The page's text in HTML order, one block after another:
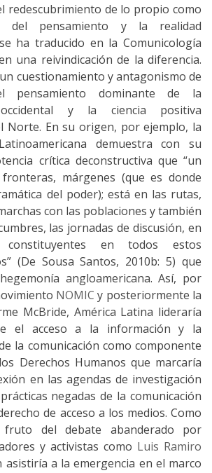
redescubrimiento de lo propio como
del pensamiento y la realidad
ha traducido en la Comunicología
una reivindicación de la diferencia.
cuestionamiento y antagonismo de
dominante de la
occidental y la ciencia positiva
Norte. En su origen, por ejemplo, la
demuestra con su
crítica deconstructiva que “un
márgenes (que es donde
del poder); está en las rutas,
con las poblaciones y también
las jornadas de discusión, en
constituyentes en todos estos
(De Sousa Santos, 2010b: 5) que
angloamericana. Así, por
NOMIC y posteriormente la
McBride, América Latina lideraría
el acceso a la información y la
la comunicación como componente
Derechos Humanos que marcaría
en las agendas de investigación
negadas de la comunicación
de acceso a los medios. Como
fruto del debate abanderado por
y activistas como Luis Ramiro
asistiría a la emergencia en el marco